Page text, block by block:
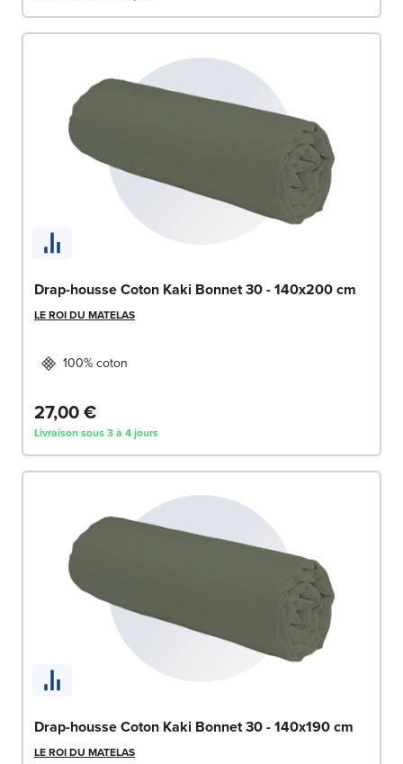
Drap-housse Coton Kaki Bonnet 30 - 140x200 cm
LE ROI DU MATELAS
100% coton
27,00 €
Livraison sous 3 à 4 jours
Drap-housse Coton Kaki Bonnet 30 - 140x190 cm
LE ROI DU MATELAS